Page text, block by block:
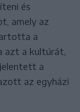
és
amely az
a
azt a kultúrát,
a
az egyházi